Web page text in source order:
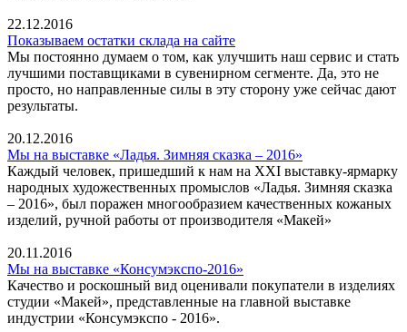
22.12.2016
Показываем остатки склада на сайте
Мы постоянно думаем о том, как улучшить наш сервис и стать
лучшими поставщиками в сувенирном сегменте. Да, это не
просто, но направленные силы в эту сторону уже сейчас дают
результаты.
20.12.2016
Мы на выставке «Ладья. Зимняя сказка – 2016»
Каждый человек, пришедший к нам на XXI выставку-ярмарку
народных художественных промыслов «Ладья. Зимняя сказка
– 2016», был поражен многообразием качественных кожаных
изделий, ручной работы от производителя «Макей»
20.11.2016
Мы на выставке «Консумэкспо-2016»
Качество и роскошный вид оценивали покупатели в изделиях
студии «Макей», представленные на главной выставке
индустрии «Консумэкспо - 2016».